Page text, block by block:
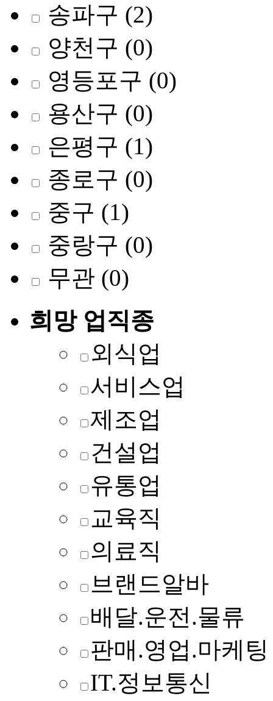
송파구 (2)
양천구 (0)
영등포구 (0)
용산구 (0)
은평구 (1)
종로구 (0)
중구 (1)
중랑구 (0)
무관 (0)
희망 업직종
외식업
서비스업
제조업
건설업
유통업
교육직
의료직
브랜드알바
배달.운전.물류
판매.영업.마케팅
IT.정보통신